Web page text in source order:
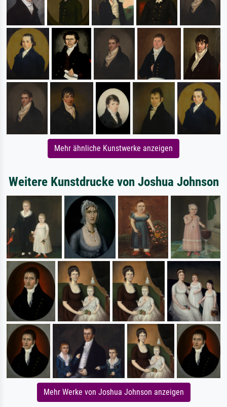
Mehr ähnliche Kunstwerke anzeigen
Weitere Kunstdrucke von Joshua Johnson
Mehr Werke von Joshua Johnson anzeigen